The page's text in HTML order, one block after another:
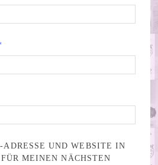
UND WEBSITE IN
MEINEN NÄCHSTEN